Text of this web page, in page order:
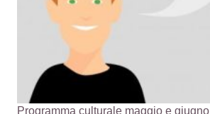
Programma culturale maggio e giugno